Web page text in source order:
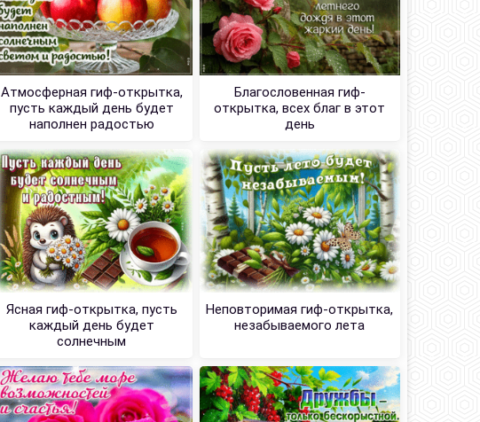
Атмосферная гиф-открытка,
пусть каждый день будет
наполнен радостью
Благословенная гиф-
открытка, всех благ в этот
день
Ясная гиф-открытка, пусть
каждый день будет
солнечным
Неповторимая гиф-открытка,
незабываемого лета